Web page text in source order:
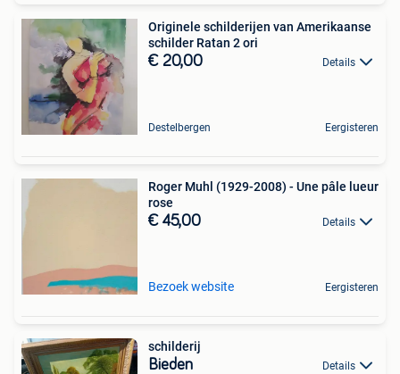
Originele schilderijen van Amerikaanse
schilder Ratan 2 ori
€ 20,00 Details
Destelbergen Eergisteren
Roger Muhl (1929-2008) - Une pâle lueur
rose
€ 45,00 Details
Bezoek website Eergisteren
schilderij
Bieden Details